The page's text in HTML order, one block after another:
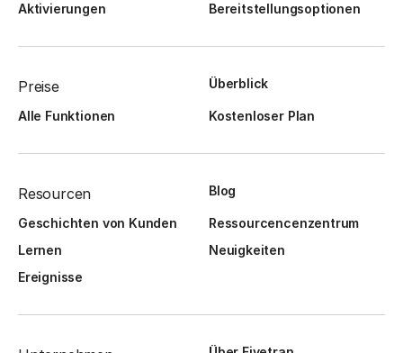
Aktivierungen
Bereitstellungsoptionen
Preise Überblick
Alle Funktionen Kostenloser Plan
Resourcen Blog
Geschichten von Kunden
Ressourcencenzentrum
Lernen
Neuigkeiten
Ereignisse